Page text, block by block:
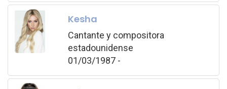
Kesha
Cantante y compositora
estadounidense
01/03/1987 -